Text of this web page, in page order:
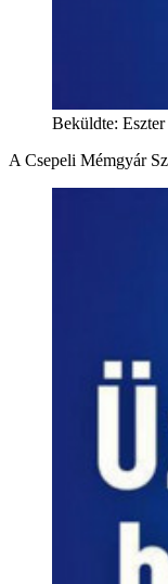
Beküldte: Eszter
A Csepeli Mémgyár